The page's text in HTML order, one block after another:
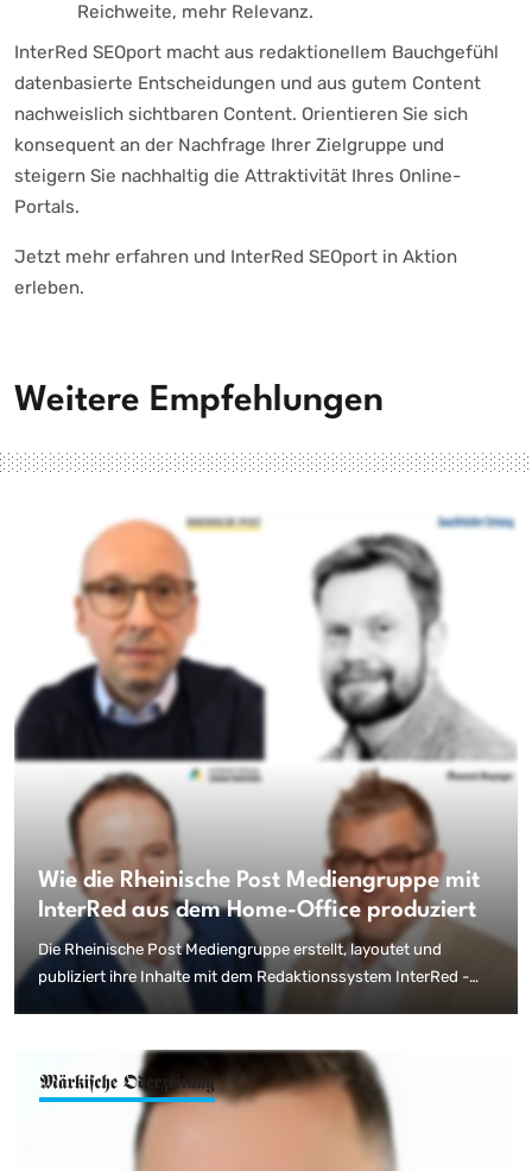
Reichweite, mehr Relevanz.
InterRed SEOport macht aus redaktionellem Bauchgefühl
datenbasierte Entscheidungen und aus gutem Content
nachweislich sichtbaren Content. Orientieren Sie sich
konsequent an der Nachfrage Ihrer Zielgruppe und
steigern Sie nachhaltig die Attraktivität Ihres Online-
Portals.
Jetzt mehr erfahren und InterRed SEOport in Aktion
erleben.
Weitere Empfehlungen
Wie die Rheinische Post Mediengruppe mit
InterRed aus dem Home-Office produziert
Die Rheinische Post Mediengruppe erstellt, layoutet und
publiziert ihre Inhalte mit dem Redaktionssystem InterRed -
auch aus dem Home-Office heraus. Aufgrund der aktuellen
immer wichtiger - auch für Verlage. Dass dies mit der richtigen
Technik möglich ist, zeigen Beispiele unterschiedlicher
Zeitungen und Redaktionen aus der Verlagsgruppe.